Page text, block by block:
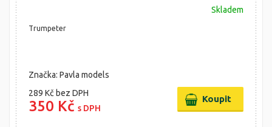
Skladem
Trumpeter
Značka: Pavla models
289 Kč bez DPH
350 Kč s DPH